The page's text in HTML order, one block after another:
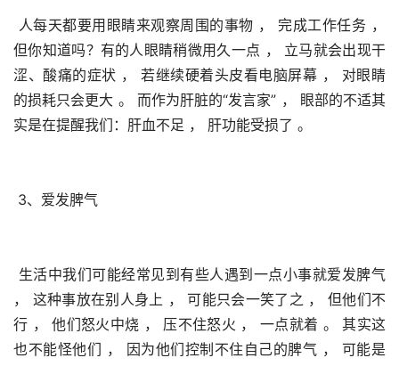
但你知道吗？有的人眼睛稍微用久一点 ， 立马就会出现干
涩、酸痛的症状 ， 若继续硬着头皮看电脑屏幕 ， 对眼睛
的损耗只会更大 。 而作为肝脏的“发言家” ， 眼部的不适其
实是在提醒我们：肝血不足 ， 肝功能受损了 。
3、爱发脾气
， 这种事放在别人身上 ， 可能只会一笑了之 ， 但他们不
行 ， 他们怒火中烧 ， 压不住怒火 ， 一点就着 。 其实这
也不能怪他们 ， 因为他们控制不住自己的脾气 ， 可能是